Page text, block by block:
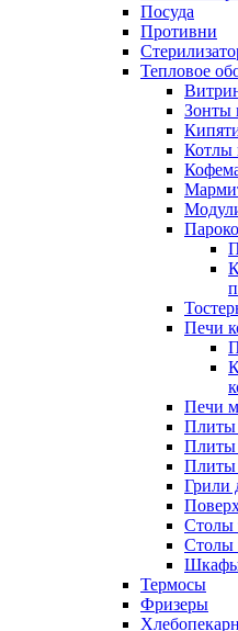
Посуда
Противни
Тепловое
Зонты
Котлы
Печи
Печи
Плиты
Плиты
Плиты
Грили
Столы
Столы
Термосы
Фризеры